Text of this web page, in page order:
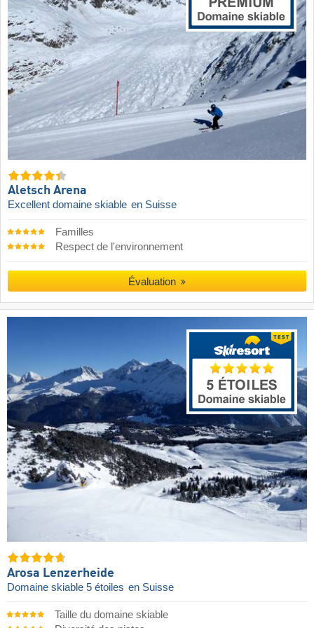
Aletsch Arena
Excellent domaine skiable en Suisse
Familles
Respect de l'environnement
Évaluation
Arosa Lenzerheide
Domaine skiable 5 étoiles en Suisse
Taille du domaine skiable